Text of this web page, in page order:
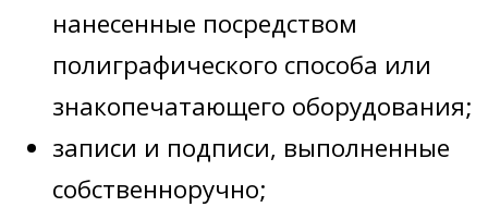
нанесенные посредством
полиграфического способа или
знакопечатающего оборудования;
записи и подписи, выполненные
собственноручно;